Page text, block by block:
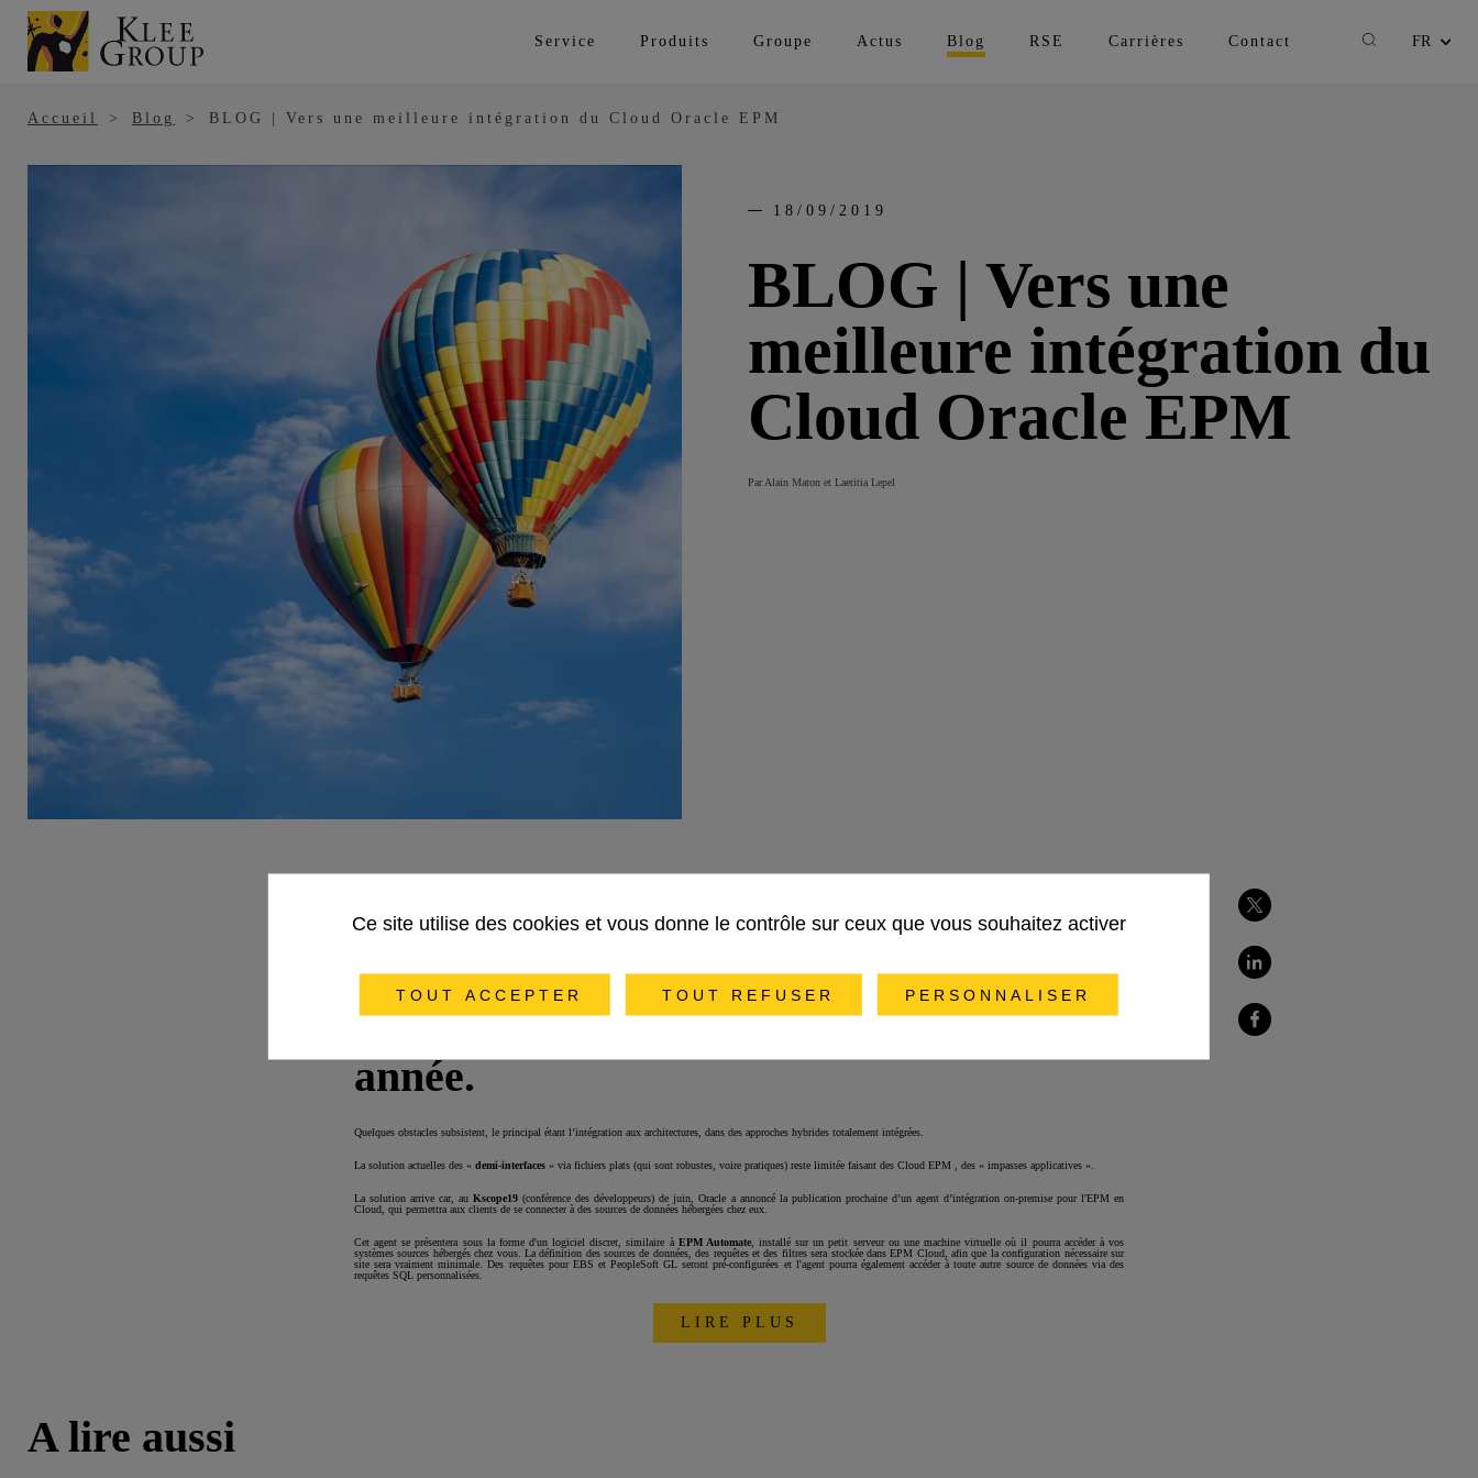
Aller
au
contenu
principal
Service Produits Groupe Actus Blog RSE Carrières Contact Recherche
Changer la
FR
Accueil Blog BLOG | Vers une meilleure intégration du Cloud Oracle EPM
BLOG | Vers une
meilleure intégration du
Cloud Oracle EPM
18/09/2019
Par Alain Maton et Laetitia Lepel
Oracle a la volonté de basculer
l’ensemble de sa base installée vers ses
solutions Cloud pour cette nouvelle
année.
Quelques obstacles subsistent, le principal étant l’intégration aux architectures, dans des approches hybrides totalement intégrées.
La solution actuelles des « demi-interfaces » via fichiers plats (qui sont robustes, voire pratiques) reste limitée faisant des Cloud EPM , des « impasses applicatives ».
La solution arrive car, auKscope19 (conférence des développeurs) de juin, Oracle a annoncé la publication prochaine d’un agent d’intégration on-premise pour l'EPM en
Cloud, qui permettra aux clients de se connecter à des sources de données hébergées chez eux.
Cet agent se présentera sous la forme d'un logiciel discret, similaire à EPM Automate, installé sur un petit serveur ou une machine virtuelle où il pourra accéder à vos
systèmes sources hébergés chez vous. La définition des sources de données, des requêtes et des filtres sera stockée dans EPM Cloud, afin que la configuration nécessaire sur
site sera vraiment minimale. Des requêtes pour EBS et PeopleSoft GL seront pré-configurées et l'agent pourra également accéder à toute autre source de données via des
requêtes SQL personnalisées.
LIRE PLUS
Twitter
LinkedIn
A lire aussi
Ce site utilise des cookies et vous donne le contrôle sur ceux que vous souhaitez activer
TOUT ACCEPTER TOUT REFUSER PERSONNALISER